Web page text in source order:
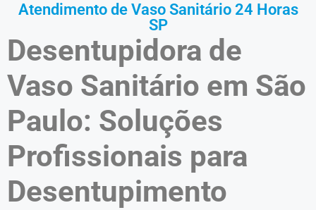
Atendimento de Vaso Sanitário 24 Horas
SP
Desentupidora de
Vaso Sanitário em São
Paulo: Soluções
Profissionais para
Desentupimento